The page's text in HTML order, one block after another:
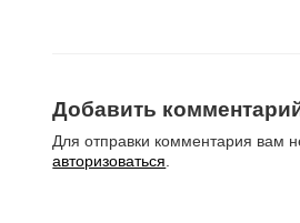
Добавить
Для отправки комментария вам
авторизоваться.